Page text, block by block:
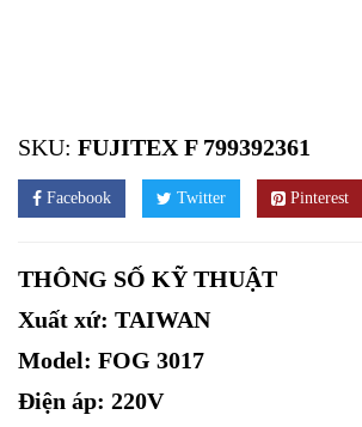
SKU: FUJITEX F 799392361
Facebook Twitter Pinterest
THÔNG SỐ KỸ THUẬT
Xuất xứ: TAIWAN
Model: FOG 3017
Điện áp: 220V